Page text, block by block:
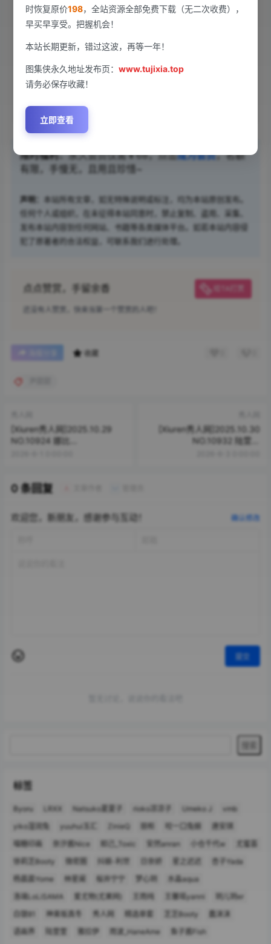
[Xiuren秀人网]2025.10.30 NO.10931 尹甜甜
sunny[72P/731.92MB]
您当前的等级为 游客
请先 登录
限时福利：永久会员仅需￥68，点击成为会员，名额
有限，手慢无，且用且珍惜~
声明：
本站所有文章，如无特殊说明或标注，均为本站原创发布。
任何个人或组织，在未征得本站同意时，禁止复制、盗用、采集、
发布本站内容到任何网站、书籍等各类媒体平台。如若本站内容侵
犯了原著者的合法权益，可联系我们进行处理。
点点赞赏，手留余香
[Xiuren秀人网]2025.10.29
NO.10924 娜比
[Xiuren秀人网]2025.10.30
NO.10932 陆萱萱
0 条回复
欢迎您，新朋友，感谢参与互动！ 确认修改
标签
Byoru LRXX Natsuko夏夏子 rioko凉凉子 Umeko J
vmb
yiko湿润兔
yuuhui玉汇 ZinieQ 丽柜
唐安琪
奈汐酱Nice 妲己_Toxic 安然anran 小仓千代w
徐莉芝Booty
抖娘-利世
杏子Yada
杨晨晨Yome
林星阑 桜井宁宁 梦心玥
水淼aqua
洛璃LoLiSAMA
爱尤物(尤果网) 王雨纯 王馨瑶yanni
玥儿玥er
白银81
神楽坂真冬 秀人网 芝芝Booty
蠢沫沫
语画界
雅拉伊 雨波_HaneAme 鱼子酱Fish
时恢复原价198，全站资源全部免费下载（无二次收费），
早买早享受。把握机会！
本站长期更新，错过这波，再等一年！
图集侠永久地址发布页：www.tujixia.top
请务必保存收藏！
立即查看